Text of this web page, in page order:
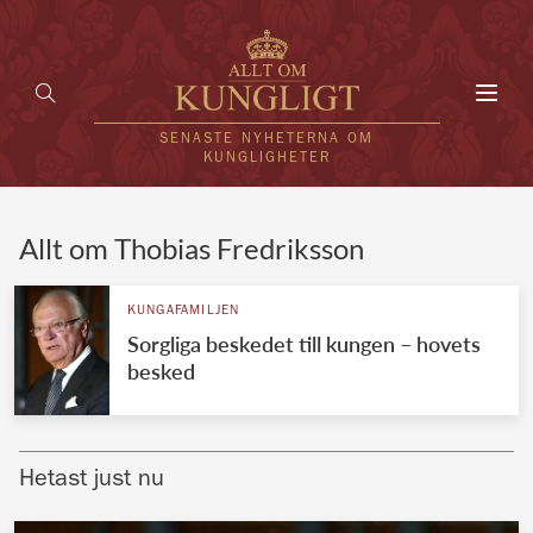
SENASTE NYHETERNA OM
KUNGLIGHETER
UTLÄNDSKT
VÄRLDENS KUNGAHUS
Allt om Thobias Fredriksson
KUNGAFAMILJEN
Sorgliga beskedet till kungen – hovets
besked
Hetast just nu